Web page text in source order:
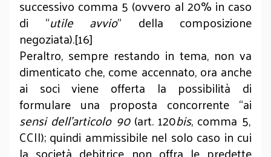
successivo comma 5 (ovvero al 20% in caso
di “utile avvio” della composizione
negoziata).[16]
Peraltro, sempre restando in tema, non va
dimenticato che, come accennato, ora anche
ai soci viene offerta la possibilità di
formulare una proposta concorrente “ai
sensi dell’articolo 90(art. 120bis, comma 5,
CCII); quindi ammissibile nel solo caso in cui